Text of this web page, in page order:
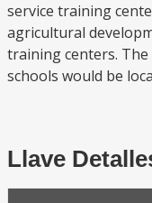
service training
agricultural
training centers.
schools would be
Llave